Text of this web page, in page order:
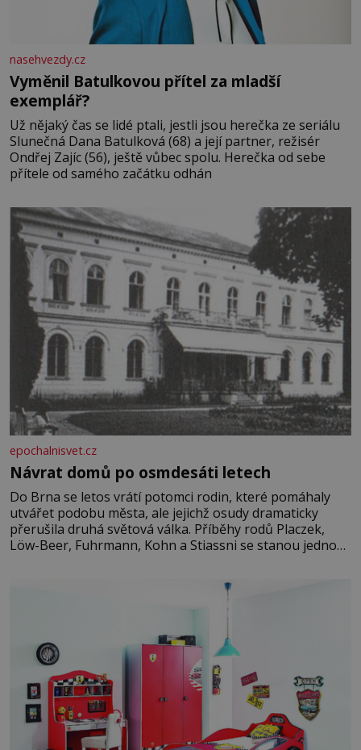
nasehvezdy.cz
Vyměnil Batulkovou přítel za mladší
exemplář?
Už nějaký čas se lidé ptali, jestli jsou herečka ze seriálu
Slunečná Dana Batulková (68) a její partner, režisér
Ondřej Zajíc (56), ještě vůbec spolu. Herečka od sebe
přítele od samého začátku odhán
epochalnisvet.cz
Návrat domů po osmdesáti letech
Do Brna se letos vrátí potomci rodin, které pomáhaly
utvářet podobu města, ale jejichž osudy dramaticky
přerušila druhá světová válka. Příběhy rodů Placzek,
Löw-Beer, Fuhrmann, Kohn a Stiassni se stanou jednou
jednoduché. Místa, která si člověk pamatuje z rodinných